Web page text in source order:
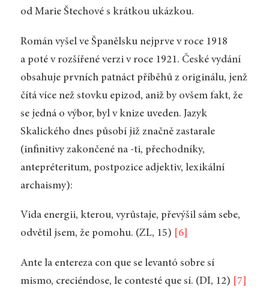
od Marie Štechové s krátkou ukázkou.
Román vyšel ve Španělsku nejprve v roce 1918
a poté v rozšířené verzi v roce 1921. České vydání
obsahuje prvních patnáct příběhů z originálu, jenž
čítá více než stovku epizod, aniž by ovšem fakt, že
se jedná o výbor, byl v knize uveden. Jazyk
Skalického dnes působí již značně zastarale
(infinitivy zakončené na -ti, přechodníky,
antepréteritum, postpozice adjektiv, lexikální
archaismy):
Vida energii, kterou, vyrůstaje, převýšil sám sebe,
odvětil jsem, že pomohu. (ZL, 15)
[6]
Ante la entereza con que se levantó sobre sí
mismo, creciéndose, le contesté que sí. (DI, 12)
[7]